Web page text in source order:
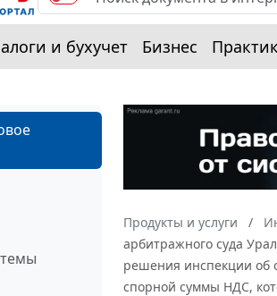
и бухучет Бизнес
Продукты и услуги
арбитражного суда
решения инспекции об
спорной суммы НДС,